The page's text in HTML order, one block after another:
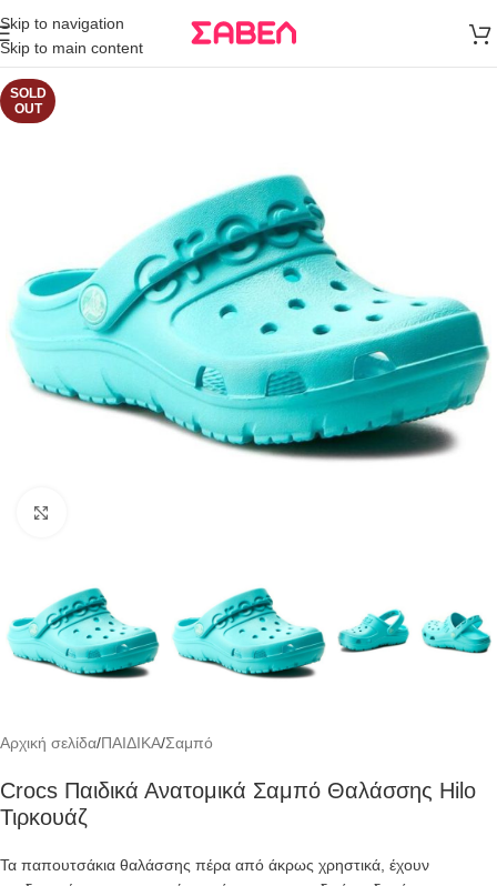
Skip to navigation
Skip to main content
άνω των 80€
Παραγγελία
SOLD
OUT
Αρχική σελίδα/ΠΑΙΔΙΚΑ/Σαμπό
Crocs Παιδικά Ανατομικά Σαμπό Θαλάσσης Hilo
Τιρκουάζ
Τα παπουτσάκια θαλάσσης πέρα από άκρως χρηστικά, έχουν